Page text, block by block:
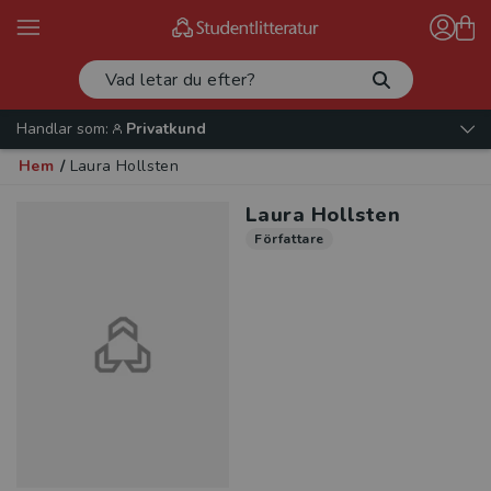
Handlar som:
Privatkund
Hem / Laura Hollsten
Laura Hollsten
Författare